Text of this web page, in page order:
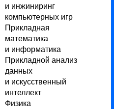
и инжиниринг
компьютерных игр
Прикладная
математика
и информатика
Прикладной анализ
данных
и искусственный
интеллект
Физика